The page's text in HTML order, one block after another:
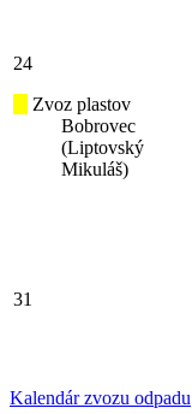
24
Zvoz plastov
Bobrovec
(Liptovský
Mikuláš)
31
Kalendár zvozu odpadu